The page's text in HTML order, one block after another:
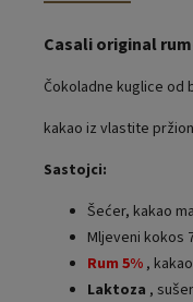
Casali original
Čokoladne kuglice od
kakao iz vlastite
Sastojci:
Šećer, kakao
Mljeveni kokos
Rum 5% ,
Laktoza ,